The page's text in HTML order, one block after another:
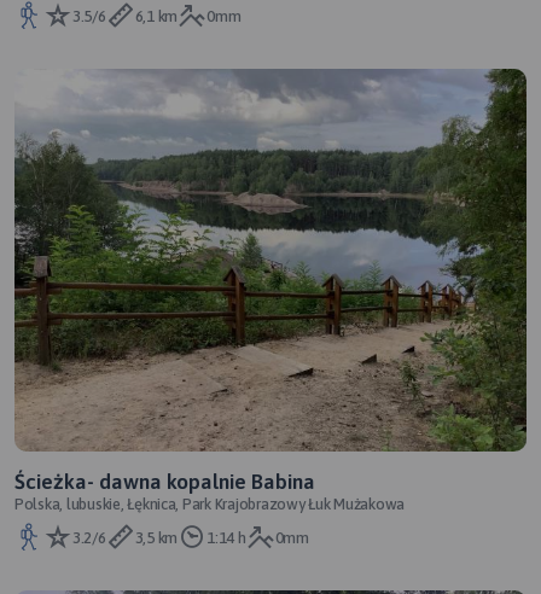
3.5/6
6,1 km 0mm
Ścieżka- dawna kopalnie Babina
Polska, lubuskie, Łęknica, Park Krajobrazowy Łuk Mużakowa
3.2/6
3,5 km 1:14 h 0mm